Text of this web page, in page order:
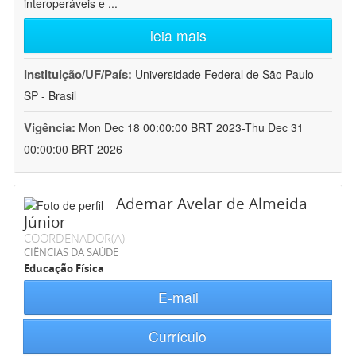
interoperáveis e ...
leia mais
Instituição/UF/País: Universidade Federal de São Paulo -
SP - Brasil
Vigência: Mon Dec 18 00:00:00 BRT 2023-Thu Dec 31
00:00:00 BRT 2026
Ademar Avelar de Almeida
Júnior
COORDENADOR(A)
CIÊNCIAS DA SAÚDE
Educação Física
E-mail
Currículo